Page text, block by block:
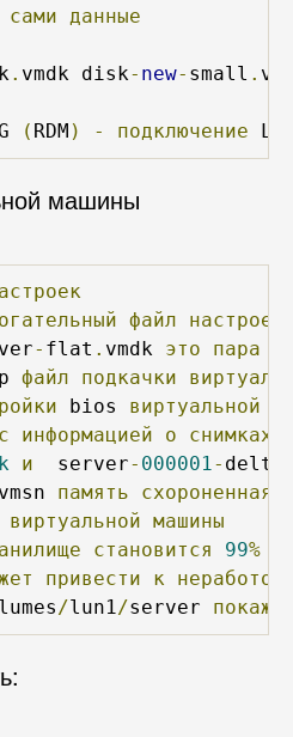
сами данные
. vmdk disk- new- small .
( RDM ) - подключение
машины
файл
настроек
- flat . vmdk это пара
файл подкачки
bios виртуальной
с информацией о снимках
и
  server
- 000001 - delta
vmsn память схороненная
виртуальной машины
становится 99%
привести к
/lun1 /server